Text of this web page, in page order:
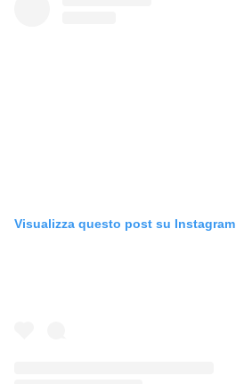
Visualizza questo post su Instagram